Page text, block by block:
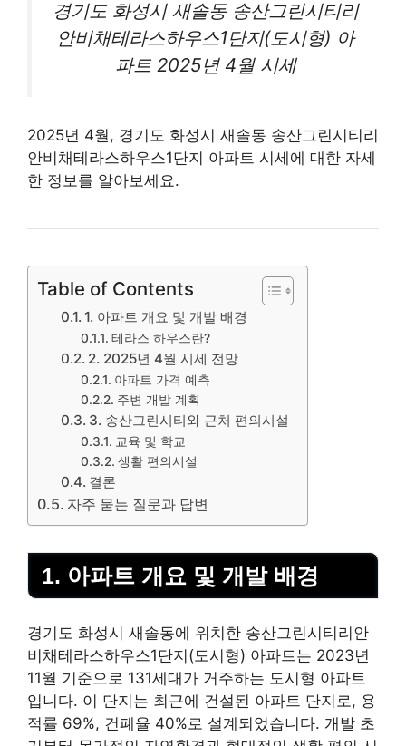
경기도 화성시 새솔동 송산그린시티리
안비채테라스하우스1단지(도시형) 아
파트2025년 4월 시세
2025년 4월, 경기도 화성시 새솔동 송산그린시티리
안비채테라스하우스1단지 아파트 시세에 대한 자세
한 정보를 알아보세요.
Table of Contents
1. 아파트 개요 및 개발 배경
테라스 하우스란?
2. 2025년 4월 시세 전망
아파트 가격 예측
주변 개발 계획
3. 송산그린시티와 근처 편의시설
교육 및 학교
생활 편의시설
결론
자주 묻는 질문과 답변
1. 아파트 개요 및 개발 배경
경기도 화성시 새솔동에 위치한 송산그린시티리안
비채테라스하우스1단지(도시형) 아파트는 2023년
11월 기준으로 131세대가 거주하는 도시형 아파트
입니다. 이 단지는 최근에 건설된 아파트 단지로, 용
적률 69%, 건폐율 40%로 설계되었습니다. 개발 초